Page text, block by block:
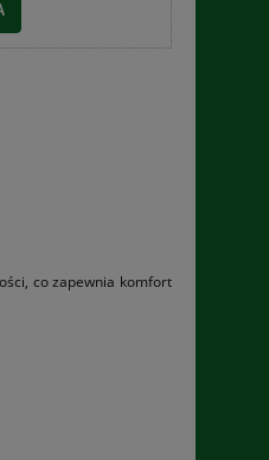
co zapewnia komfort